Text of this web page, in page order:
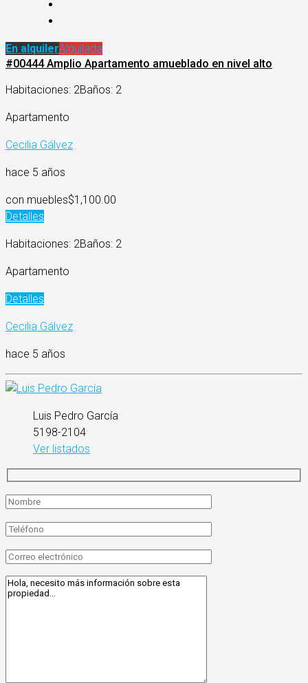
En alquilerAlquilada
#00444 Amplio Apartamento amueblado en nivel alto
Habitaciones: 2Baños: 2
Apartamento
Cecilia Gálvez
hace 5 años
con muebles$1,100.00
Detalles
Habitaciones: 2Baños: 2
Apartamento
Detalles
Cecilia Gálvez
hace 5 años
Luis Pedro García
5198-2104
Ver listados